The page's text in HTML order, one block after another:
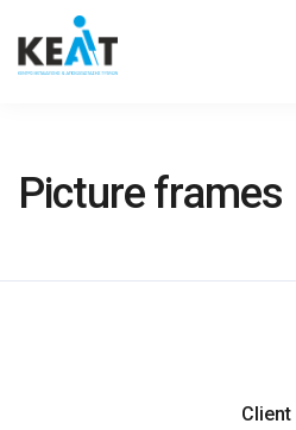
Picture frames
Client